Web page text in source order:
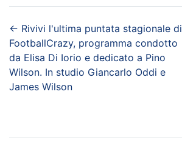
← Rivivi l'ultima puntata stagionale di
FootballCrazy, programma condotto
da Elisa Di Iorio e dedicato a Pino
Wilson. In studio Giancarlo Oddi e
James Wilson